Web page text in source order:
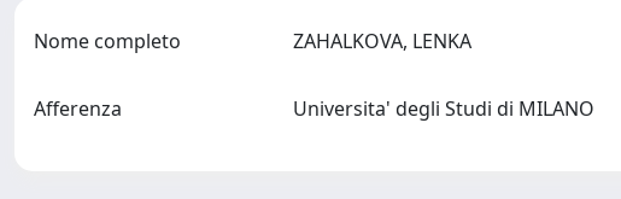
Nome completo ZAHALKOVA, LENKA
Afferenza Universita' degli Studi di MILANO